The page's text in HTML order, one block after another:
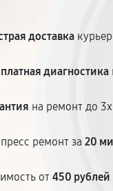
доставка
диагностика
на ремонт до
ремонт за20
от450 рублей